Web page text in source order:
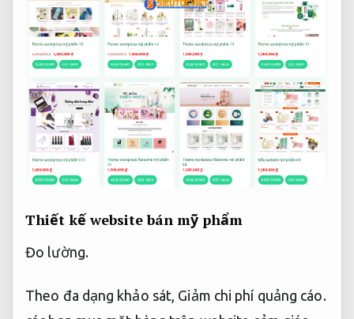
Thiết kế website bán mỹ phẩm
Đo lường.
Theo đa dạng khảo sát, Giảm chi phí quảng cáo.